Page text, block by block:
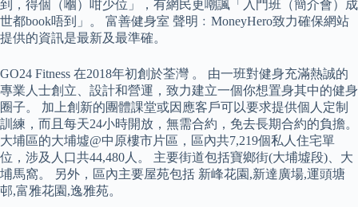
到，得個（嗰）咁少位」，有網民更嘲諷「入門班（簡介會）成
世都book唔到」。 富善健身室 聲明﹕MoneyHero致力確保網站
提供的資訊是最新及最準確。
GO24 Fitness 在2018年初創於荃灣 。 由一班對健身充滿熱誠的
專業人士創立、設計和營運，致力建立一個你想置身其中的健身
圈子。 加上創新的團體課堂或因應客戶可以要求提供個人定制
訓練，而且每天24小時開放，無需合約，免去長期合約的負擔。
大埔區的大埔墟@中原樓市片區，區內共7,219個私人住宅單
位，涉及人口共44,480人。 主要街道包括寶鄉街(大埔墟段)、大
埔馬窩。 另外，區內主要屋苑包括 新峰花園,新達廣場,運頭塘
邨,富雅花園,逸雅苑。